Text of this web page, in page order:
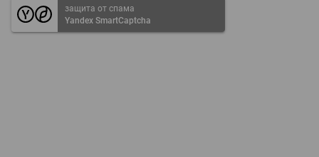
защита от спама
Yandex SmartCaptcha